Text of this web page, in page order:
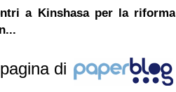
a Kinshasa per la riforma
di